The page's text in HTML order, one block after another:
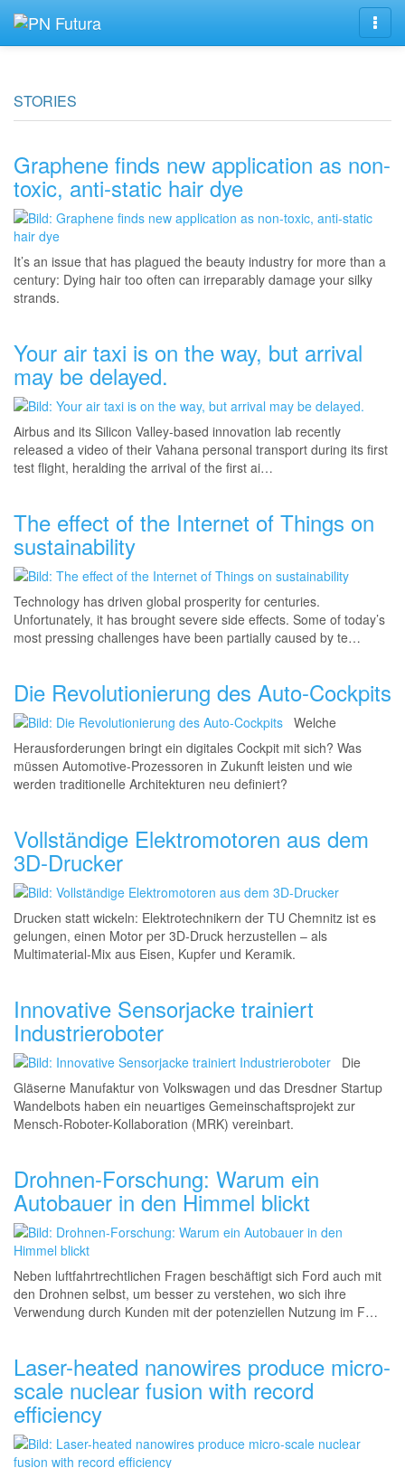
STORIES
Graphene finds new application as non-
toxic, anti-static hair dye
It’s an issue that has plagued the beauty industry for more than a
century: Dying hair too often can irreparably damage your silky
strands.
Your air taxi is on the way, but arrival
may be delayed.
Airbus and its Silicon Valley-based innovation lab recently
released a video of their Vahana personal transport during its first
test flight, heralding the arrival of the first ai…
The effect of the Internet of Things on
sustainability
Technology has driven global prosperity for centuries.
Unfortunately, it has brought severe side effects. Some of today’s
most pressing challenges have been partially caused by te…
Die Revolutionierung des Auto-Cockpits
Welche
Herausforderungen bringt ein digitales Cockpit mit sich? Was
müssen Automotive-Prozessoren in Zukunft leisten und wie
werden traditionelle Architekturen neu definiert?
Vollständige Elektromotoren aus dem
3D-Drucker
Drucken statt wickeln: Elektrotechnikern der TU Chemnitz ist es
gelungen, einen Motor per 3D-Druck herzustellen – als
Multimaterial-Mix aus Eisen, Kupfer und Keramik.
Innovative Sensorjacke trainiert
Industrieroboter
Die
Gläserne Manufaktur von Volkswagen und das Dresdner Startup
Wandelbots haben ein neuartiges Gemeinschaftsprojekt zur
Mensch-Roboter-Kollaboration (MRK) vereinbart.
Drohnen-Forschung: Warum ein
Autobauer in den Himmel blickt
Neben luftfahrtrechtlichen Fragen beschäftigt sich Ford auch mit
den Drohnen selbst, um besser zu verstehen, wo sich ihre
Verwendung durch Kunden mit der potenziellen Nutzung im F…
Laser-heated nanowires produce micro-
scale nuclear fusion with record
efficiency